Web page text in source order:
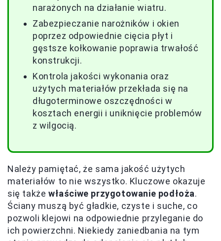
narażonych na działanie wiatru.
Zabezpieczanie narożników i okien
poprzez odpowiednie cięcia płyt i
gęstsze kołkowanie poprawia trwałość
konstrukcji.
Kontrola jakości wykonania oraz
użytych materiałów przekłada się na
długoterminowe oszczędności w
kosztach energii i uniknięcie problemów
z wilgocią.
Należy pamiętać, że sama jakość użytych
materiałów to nie wszystko. Kluczowe okazuje
się także właściwe przygotowanie podłoża.
Ściany muszą być gładkie, czyste i suche, co
pozwoli klejowi na odpowiednie przyleganie do
ich powierzchni. Niekiedy zaniedbania na tym